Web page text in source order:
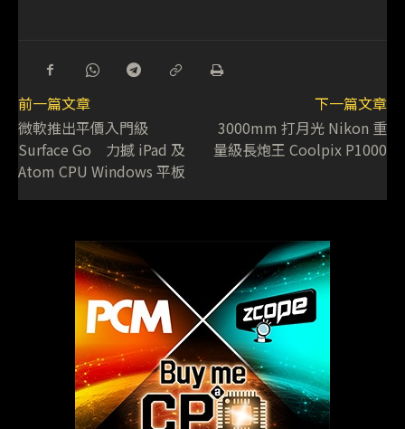
前一篇文章
微軟推出平價入門級
Surface Go 力撼 iPad 及
Atom CPU Windows 平板
下一篇文章
3000mm 打月光 Nikon 重
量級長炮王 Coolpix P1000